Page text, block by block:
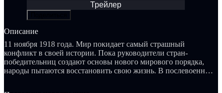
Трейлер
Описание
11 ноября 1918 года. Мир покидает самый страшный
конфликт в своей истории. Пока руководители стран-
победительниц создают основы нового мирового порядка,
народы пытаются восстановить свою жизнь. В послевоенный